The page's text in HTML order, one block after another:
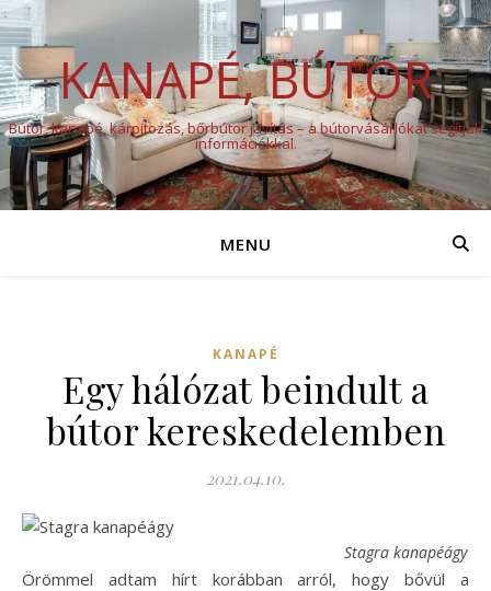
KANAPÉ, BÚTOR
Bútor, kanapé, kárpitozás, bőrbútor javítás – a bútorvásárlókat segítjük
információkkal.
MENU
KANAPÉ
Egy hálózat beindult a
bútor kereskedelemben
2021.04.10.
Stagra kanapéágy
Örömmel adtam hírt korábban arról, hogy bővül a